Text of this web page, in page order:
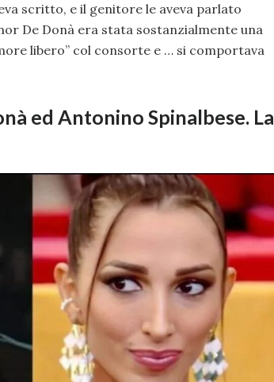
scritto, e il genitore le aveva parlato
De Donà era stata sostanzialmente una
libero” col consorte e … si comportava
ed Antonino Spinalbese. La